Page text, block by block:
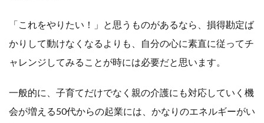
「これをやりたい！」と思うものがあるなら、損得勘定ば
かりして動けなくなるよりも、自分の心に素直に従ってチ
ャレンジしてみることが時には必要だと思います。
一般的に、子育てだけでなく親の介護にも対応していく機
会が増える50代からの起業には、かなりのエネルギーがい